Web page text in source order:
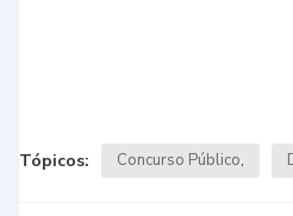
Tópicos: Concurso Público